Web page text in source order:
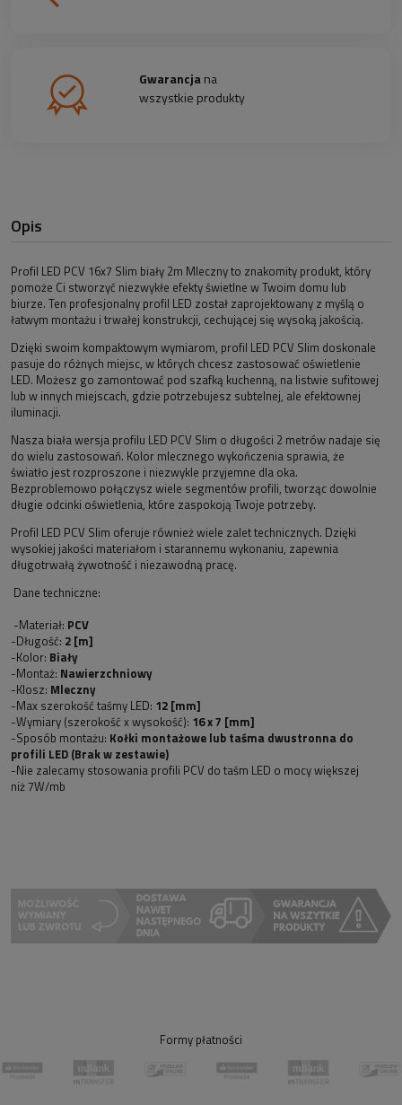
Gwarancjana
wszystkie produkty
Opis
Profil LED PCV 16x7 Slim biały 2m Mleczny to znakomity produkt, który
pomoże Ci stworzyć niezwykłe efekty świetlne w Twoim domu lub
biurze. Ten profesjonalny profil LED został zaprojektowany z myślą o
łatwym montażu i trwałej konstrukcji, cechującej się wysoką jakością.
Dzięki swoim kompaktowym wymiarom, profil LED PCV Slim doskonale
pasuje do różnych miejsc, w których chcesz zastosować oświetlenie
LED. Możesz go zamontować pod szafką kuchenną, na listwie sufitowej
lub w innych miejscach, gdzie potrzebujesz subtelnej, ale efektownej
iluminacji.
Nasza biała wersja profilu LED PCV Slim o długości 2 metrów nadaje się
do wielu zastosowań. Kolor mlecznego wykończenia sprawia, że
światło jest rozproszone i niezwykle przyjemne dla oka.
Bezproblemowo połączysz wiele segmentów profili, tworząc dowolnie
długie odcinki oświetlenia, które zaspokoją Twoje potrzeby.
Profil LED PCV Slim oferuje również wiele zalet technicznych. Dzięki
wysokiej jakości materiałom i starannemu wykonaniu, zapewnia
długotrwałą żywotność i niezawodną pracę.
Dane techniczne:
-Materiał: PCV
-Długość: 2 [m]
-Kolor: Biały
-Montaż: Nawierzchniowy
-Klosz: Mleczny
-Max szerokość taśmy LED: 12 [mm]
-Wymiary (szerokość x wysokość): 16 x 7 [mm]
-Sposób montażu: Kołki montażowe lub taśma dwustronna do
profili LED (Brak w zestawie)
-Nie zalecamy stosowania profili PCV do taśm LED o mocy większej
niż 7W/mb
Formy płatności